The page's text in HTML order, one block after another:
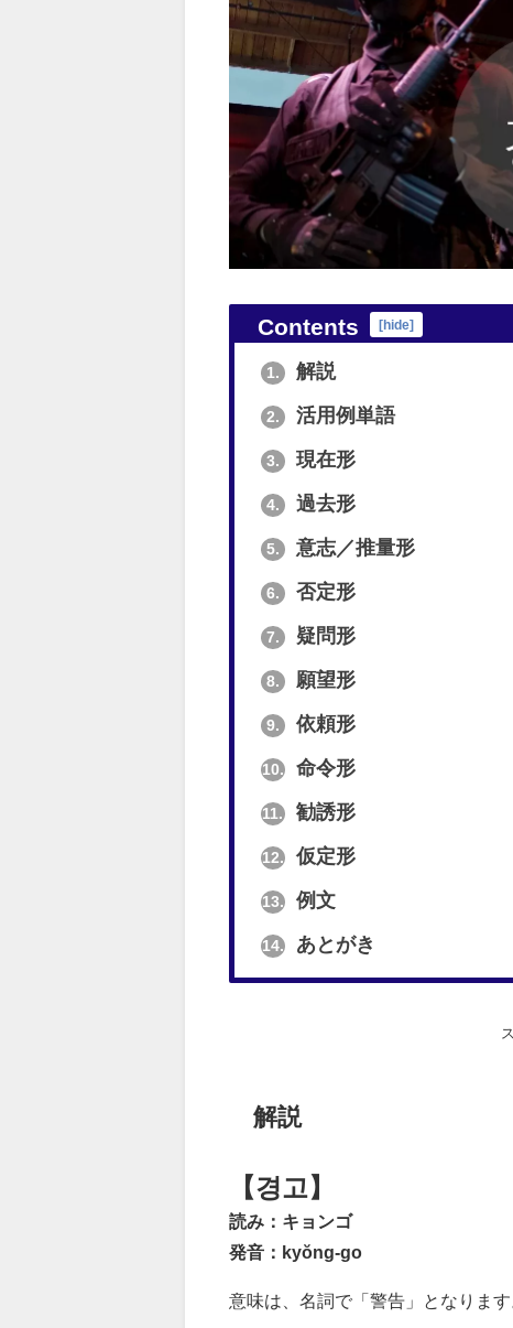
Contents [hide]
1. 解説
2. 活用例単語
3. 現在形
4. 過去形
5. 意志／推量形
6. 否定形
7. 疑問形
8. 願望形
9. 依頼形
10. 命令形
11. 勧誘形
12. 仮定形
13. 例文
14. あとがき
解説
【경고】
読み：キョンゴ
発音：kyŏng-go
意味は、名詞で「警告」となります